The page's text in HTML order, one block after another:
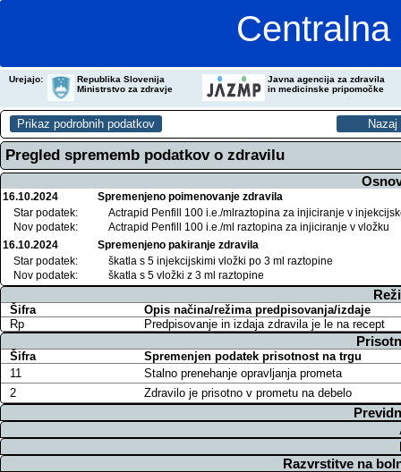
Urejajo:
Republika Slovenija
Ministrstvo za zdravje
Javna agencija za zdravila
in medicinske pripomočke
Pregled sprememb podatkov o zdravilu
16.10.2024
Spremenjeno poimenovanje zdravila
Star podatek:
Actrapid Penfill 100 i.e./mlraztopina za injiciranje v
Nov podatek:
Actrapid Penfill 100 i.e./ml raztopina za injiciranje v vložku
16.10.2024
Spremenjeno pakiranje zdravila
Star podatek:
škatla s 5 injekcijskimi vložki po 3 ml raztopine
Nov podatek:
škatla s 5 vložki z 3 ml raztopine
Šifra
Opis načina/režima predpisovanja/izdaje
Rp
Predpisovanje in izdaja zdravila je le na recept
Šifra
Spremenjen podatek prisotnost na trgu
11
Stalno prenehanje opravljanja prometa
2
Zdravilo je prisotno v prometu na debelo
Razvrstitve na